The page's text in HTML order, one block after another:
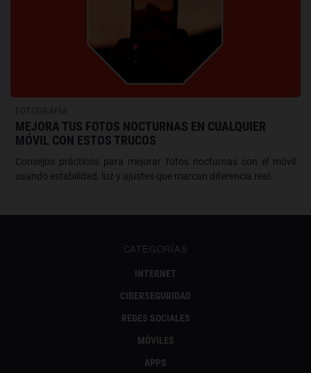
MEJORA TUS FOTOS NOCTURNAS EN CUALQUIER
MÓVIL CON ESTOS TRUCOS
Consejos prácticos para mejorar fotos nocturnas con el móvil
usando estabilidad, luz y ajustes que marcan diferencia real.
CATEGORÍAS
INTERNET
CIBERSEGURIDAD
REDES SOCIALES
MÓVILES
APPS